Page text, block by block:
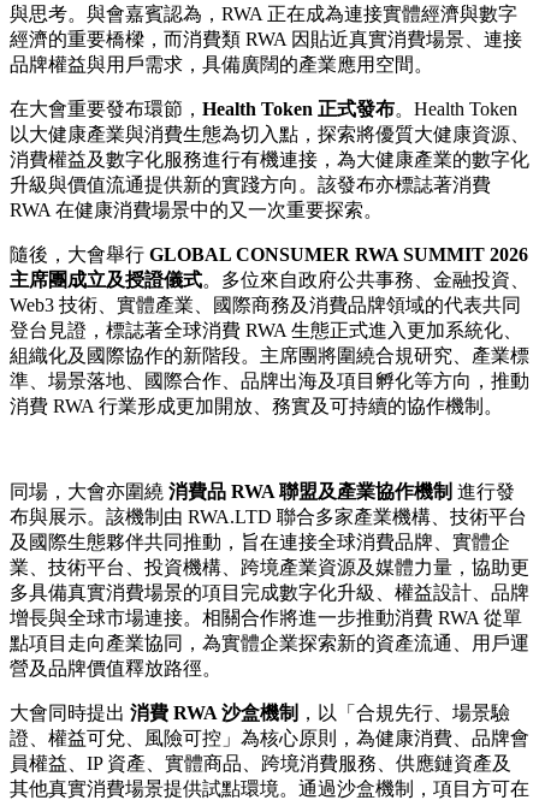
與思考。與會嘉賓認為，RWA 正在成為連接實體經濟與數字
經濟的重要橋樑，而消費類 RWA 因貼近真實消費場景、連接
品牌權益與用戶需求，具備廣闊的產業應用空間。
在大會重要發布環節， Health Token 正式發布。Health Token
以大健康產業與消費生態為切入點，探索將優質大健康資源、
消費權益及數字化服務進行有機連接，為大健康產業的數字化
升級與價值流通提供新的實踐方向。該發布亦標誌著消費
RWA 在健康消費場景中的又一次重要探索。
隨後，大會舉行 GLOBAL CONSUMER RWA SUMMIT 2026
主席團成立及授證儀式。多位來自政府公共事務、金融投資、
Web3 技術、實體產業、國際商務及消費品牌領域的代表共同
登台見證，標誌著全球消費 RWA 生態正式進入更加系統化、
組織化及國際協作的新階段。主席團將圍繞合規研究、產業標
準、場景落地、國際合作、品牌出海及項目孵化等方向，推動
消費 RWA 行業形成更加開放、務實及可持續的協作機制。
同場，大會亦圍繞 消費品 RWA 聯盟及產業協作機制 進行發
布與展示。該機制由 RWA.LTD 聯合多家產業機構、技術平台
及國際生態夥伴共同推動，旨在連接全球消費品牌、實體企
業、技術平台、投資機構、跨境產業資源及媒體力量，協助更
多具備真實消費場景的項目完成數字化升級、權益設計、品牌
增長與全球市場連接。相關合作將進一步推動消費 RWA 從單
點項目走向產業協同，為實體企業探索新的資產流通、用戶運
營及品牌價值釋放路徑。
大會同時提出 消費 RWA 沙盒機制 ，以「合規先行、場景驗
證、權益可兌、風險可控」為核心原則，為健康消費、品牌會
員權益、IP 資產、實體商品、跨境消費服務、供應鏈資產及
其他真實消費場景提供試點環境。通過沙盒機制，項目方可在